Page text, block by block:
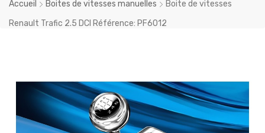
Accueil Boites de vitesses manuelles
Boite de vitesses
Renault Trafic 2.5 DCI Référence: PF6012